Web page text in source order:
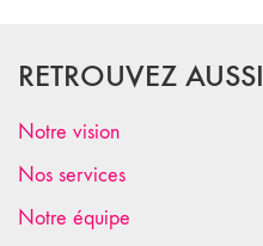
RETROUVEZ AUSSI
Notre vision
Nos services
Notre équipe